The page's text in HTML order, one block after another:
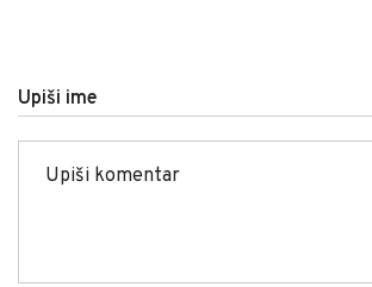
Upiši ime